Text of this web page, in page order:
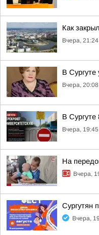
Как
Вчера, 21:24
В
Вчера, 20:08
В Сургуте
Вчера, 19:45
На
Вчера,
Сургутян
Вчера,